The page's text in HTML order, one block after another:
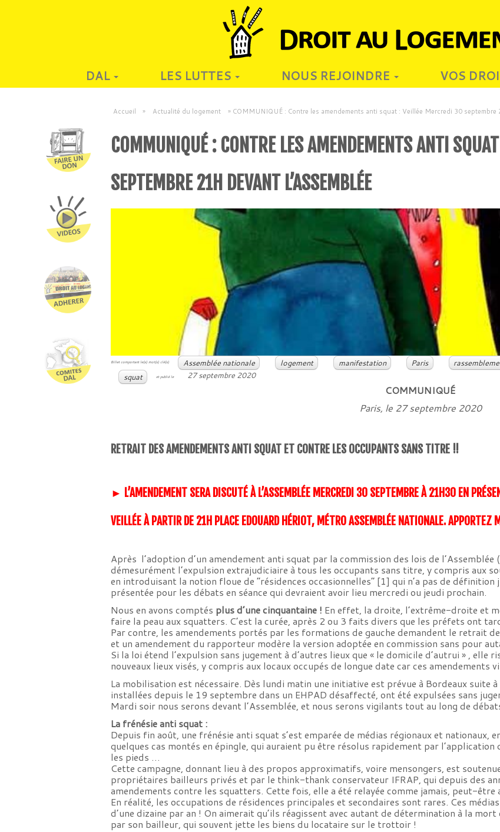
DAL LES LUTTES NOUS REJOINDRE VOS
Accueil » Actualité du logement » COMMUNIQUÉ : Contre les amendements anti squat : Veillée Mercredi 30 septembre
COMMUNIQUÉ : CONTRE LES AMENDEMENTS ANTI
SEPTEMBRE 21H DEVANT L’ASSEMBLÉE
Billet comportant le(s) mot(s) clé(s) Assemblée nationale logement manifestation Paris
squat
et publié le 27 septembre 2020
COMMUNIQUÉ
Paris, le 27 septembre 2020
RETRAIT DES AMENDEMENTS ANTI SQUAT ET CONTRE LES OCCUPANTS SANS TITRE !!
► L’AMENDEMENT SERA DISCUTÉ À L’ASSEMBLÉE MERCREDI 30 SEPTEMBRE À 21H30 EN
VEILLÉE À PARTIR DE 21H PLACE EDOUARD HÉRIOT, MÉTRO ASSEMBLÉE NATIONALE.
Après l’adoption d’un amendement anti squat par la commission des lois de
démesurément l’expulsion extrajudiciaire à tous les occupants sans titre, y compris aux
en introduisant la notion floue de “résidences occasionnelles” [1] qui n’a pas de définition
présentée pour les débats en séance qui devraient avoir lieu mercredi ou jeudi prochain.
Nous en avons comptés plus d’une cinquantaine ! En effet, la droite, l’extrême-droite et
faire la peau aux squatters. C’est la curée, après 2 ou 3 faits divers que les préfets ont
Par contre, les amendements portés par les formations de gauche demandent le retrait
et un amendement du rapporteur modère la version adoptée en commission sans pour
Si la loi étend l’expulsion sans jugement à d’autres lieux que « le domicile d’autrui » ,
nouveaux lieux visés, y compris aux locaux occupés de longue date car ces amendements
La mobilisation est nécessaire. Dès lundi matin une initiative est prévue à Bordeaux suite
installées depuis le 19 septembre dans un EHPAD désaffecté, ont été expulsées sans
Mardi soir nous serons devant l’Assemblée, et nous serons vigilants tout au long de
La frénésie anti squat :
Depuis fin août, une frénésie anti squat s’est emparée de médias régionaux et nationaux,
quelques cas montés en épingle, qui auraient pu être résolus rapidement par
les pieds …
Cette campagne, donnant lieu à des propos approximatifs, voire mensongers, est
propriétaires bailleurs privés et par le think-thank conservateur IFRAP, qui depuis des
amendements contre les squatters. Cette fois, elle a été relayée comme jamais, peut-être
En réalité, les occupations de résidences principales et secondaires sont rares. Ces
d’une dizaine par an ! On aimerait qu’ils réagissent avec autant de détermination à la
par son bailleur, qui souvent jette les biens du locataire sur le trottoir !